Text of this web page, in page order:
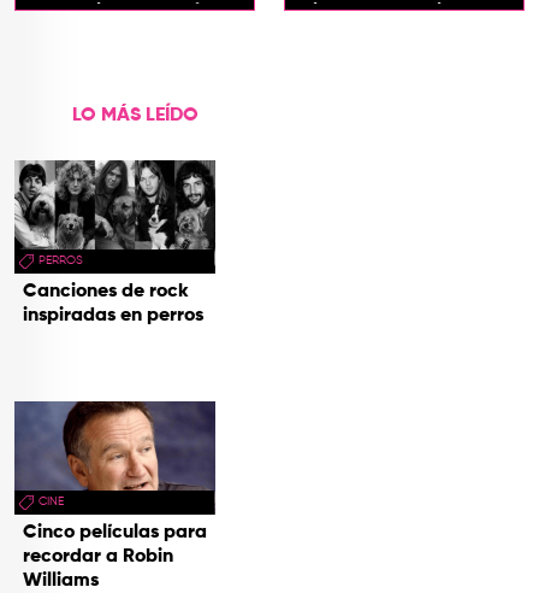
generaciones con el
chicha en su sonido
LO MÁS LEÍDO
PERROS
Canciones de rock
inspiradas en perros
CINE
Cinco películas para
recordar a Robin
Williams